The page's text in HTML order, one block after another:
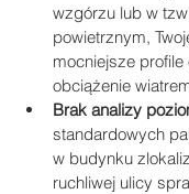
wzgórzu lub w
powietrznym,
mocniejsze profile
obciążenie
Brak analizy
standardowych
w budynku
ruchliwej ulicy